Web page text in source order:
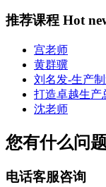
推荐课程 Hot
宫老师
黄群骥
刘名发-生产
打造卓越生产
沈老师
您有什么问
电话客服咨询